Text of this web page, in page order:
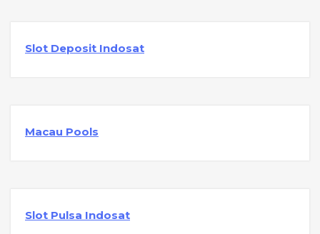
Slot Deposit Indosat
Macau Pools
Slot Pulsa Indosat